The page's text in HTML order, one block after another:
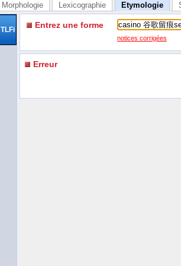
Morphologie Lexicographie Etymologie
TLFi Entrez une forme
notices corrigées
Erreur